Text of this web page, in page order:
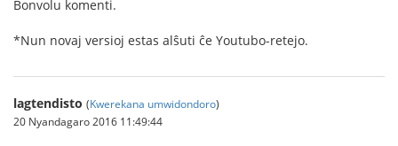
Bonvolu komenti.
*Nun novaj versioj estas alŝuti ĉe Youtubo-retejo.
lagtendisto (Kwerekana umwidondoro)
20 Nyandagaro 2016 11:49:44